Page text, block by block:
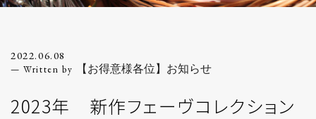
2022.06.08
【お得意様各位】お知らせ
2023年 新作フェーヴコレクション